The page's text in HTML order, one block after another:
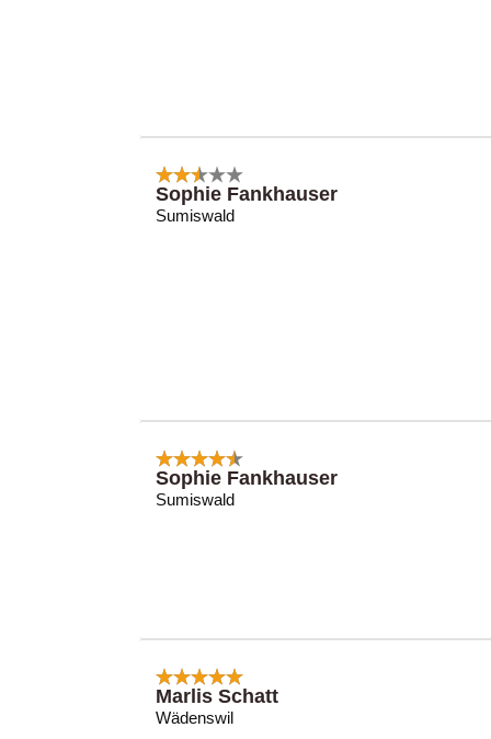
Sophie Fankhauser
Sumiswald
Sophie Fankhauser
Sumiswald
Marlis Schatt
Wädenswil